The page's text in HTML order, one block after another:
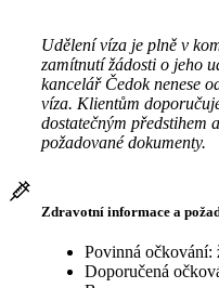
Udělení víza je plně v
zamítnutí žádosti o jeho
kancelář Čedok nenese
víza. Klientům
dostatečným předstihem
požadované dokumenty.
Zdravotní informace a
Povinná očkování:
Doporučená